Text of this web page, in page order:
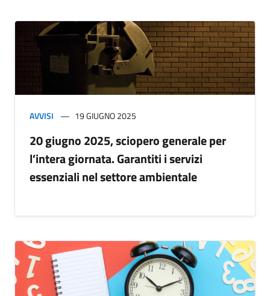
AVVISI 19 GIUGNO 2025
20 giugno 2025, sciopero generale per
l’intera giornata. Garantiti i servizi
essenziali nel settore ambientale